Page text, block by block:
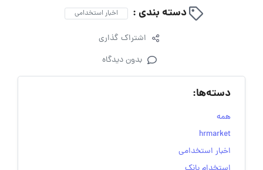
دسته بندی : اخبار استخدامی
اشتراک گذاری
بدون دیدگاه
دسته‌ها:
همه
hrmarket
اخبار استخدامی